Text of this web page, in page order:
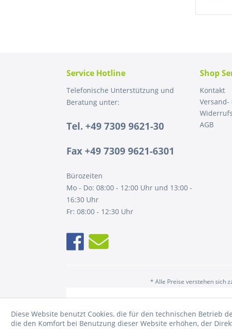
Service Hotline
Telefonische Unterstützung und
Beratung unter:
Tel. +49 7309 9621-30
Fax +49 7309 9621-6301
Bürozeiten
Mo - Do: 08:00 - 12:00 Uhr und 13:00 -
16:30 Uhr
Fr: 08:00 - 12:30 Uhr
Shop
Kontakt
AGB
* Alle Preise verstehen sich
Diese Website benutzt Cookies, die für den technischen Betrieb
die den Komfort bei Benutzung dieser Website erhöhen, der